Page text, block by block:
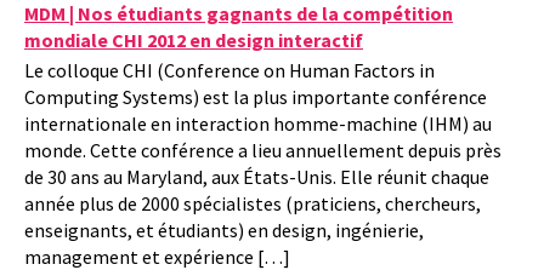
MDM | Nos étudiants gagnants de la compétition
mondiale CHI 2012 en design interactif
Le colloque CHI (Conference on Human Factors in
Computing Systems) est la plus importante conférence
internationale en interaction homme-machine (IHM) au
monde. Cette conférence a lieu annuellement depuis près
de 30 ans au Maryland, aux États-Unis. Elle réunit chaque
année plus de 2000 spécialistes (praticiens, chercheurs,
enseignants, et étudiants) en design, ingénierie,
management et expérience […]